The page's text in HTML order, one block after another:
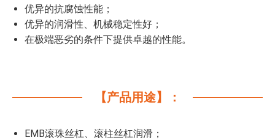
优异的抗腐蚀性能；
优异的润滑性、机械稳定性好；
在极端恶劣的条件下提供卓越的性能。
【产品用途】：
EMB滚珠丝杠、滚柱丝杠润滑；